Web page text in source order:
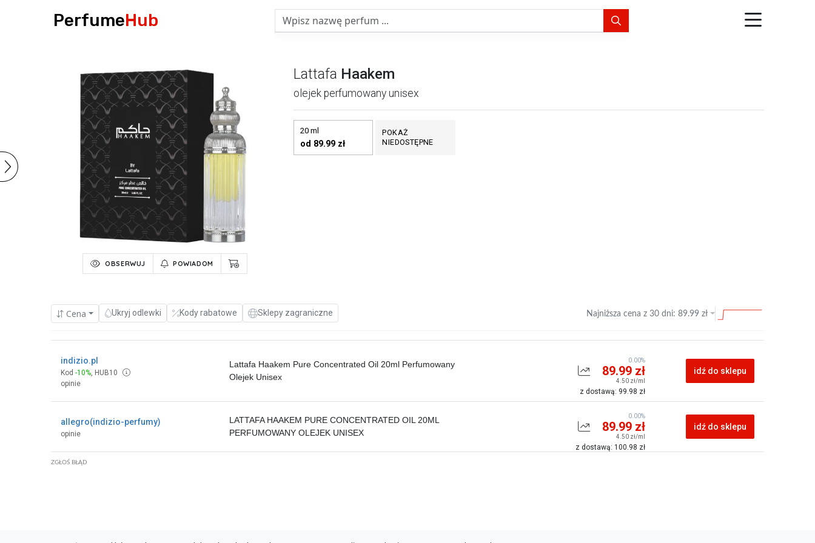
PerfumeHub
OBSERWUJ POWIADOM
Lattafa Haakem
olejek perfumowany unisex
20 ml
od 89.99 zł
POKAŻ
NIEDOSTĘPNE
Cena Ukryj odlewki Kody rabatowe Sklepy zagraniczne Najniższa cena z 30 dni:89.99 zł
indizio.pl
Kod -10%, HUB10
opinie
Lattafa Haakem Pure Concentrated Oil 20ml Perfumowany
Olejek Unisex
89.99 zł
4.50 zł/ml
z dostawą: 99.98 zł
0.00%
idź do sklepu
allegro(indizio-perfumy)
opinie
LATTAFA HAAKEM PURE CONCENTRATED OIL 20ML
PERFUMOWANY OLEJEK UNISEX
89.99 zł
4.50 zł/ml
z dostawą: 100.98 zł
0.00%
idź do sklepu
ZGŁOŚ BŁĄD